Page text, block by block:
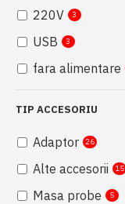
400-470X
500-550X
700-900X 9
Fixa - 500X 5
220V 3
USB 3
fara alimentare
TIP ACCESORIU
Adaptor 26
Alte accesorii 15
Masa probe 5